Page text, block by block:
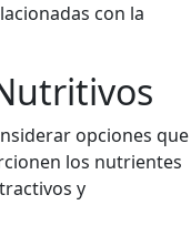
con la
opciones que
los nutrientes
y